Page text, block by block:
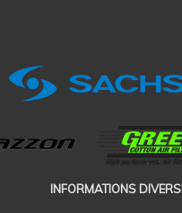
INFORMATIONS